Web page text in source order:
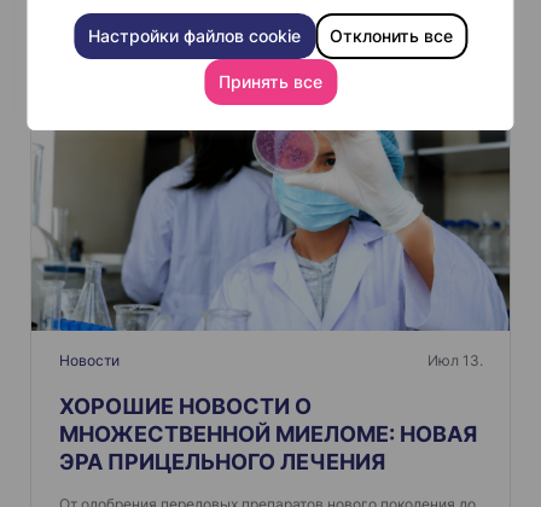
Настройки файлов cookie Отклонить все
Принять все
Новости Июл 13.
ХОРОШИЕ НОВОСТИ О
МНОЖЕСТВЕННОЙ МИЕЛОМЕ: НОВАЯ
ЭРА ПРИЦЕЛЬНОГО ЛЕЧЕНИЯ